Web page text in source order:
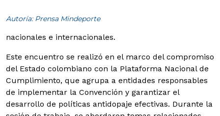
Autoría: Prensa Mindeporte
nacionales e internacionales.
Este encuentro se realizó en el marco del compromiso
del Estado colombiano con la Plataforma Nacional de
Cumplimiento, que agrupa a entidades responsables
de implementar la Convención y garantizar el
desarrollo de políticas antidopaje efectivas. Durante la